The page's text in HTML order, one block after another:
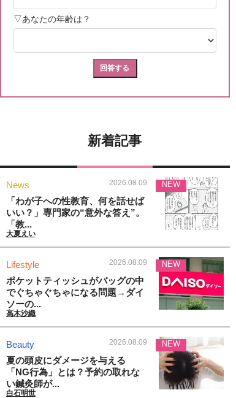
新着記事
News 2026.08.09
「わが子への性教育、何を話せば
いい？」専門家の“意外な答え”。
「教...
大夏えい
NEW
Lifestyle 2026.08.09
ポケットティッシュがバッグの中
でぐちゃぐちゃになる問題→ダイ
ソーの...
高木沙織
NEW
Beauty 2026.08.09
夏の頭皮にダメージを与える
「NG行為」とは？予約の取れな
い鍼灸師が...
白石明世
NEW